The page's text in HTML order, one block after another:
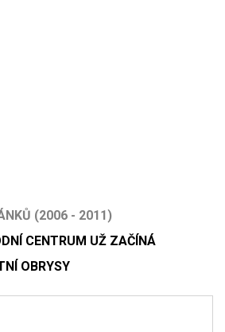
(2006 - 2011)
CENTRUM UŽ ZAČÍNÁ
OBRYSY